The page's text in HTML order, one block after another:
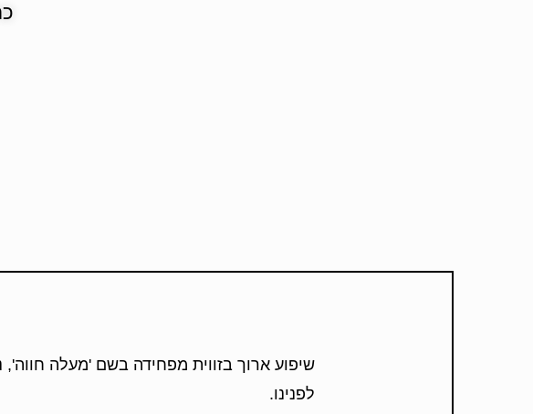
שיפוע ארוך בזווית מפחידה בשם 'מעלה חווה',
לפנינו.